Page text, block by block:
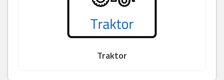
Traktor